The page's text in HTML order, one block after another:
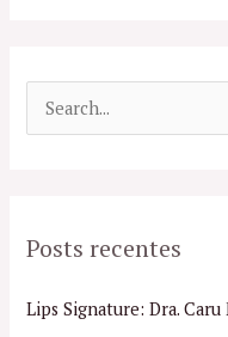
u
s
Posts recentes
Lips Signature: Dra.